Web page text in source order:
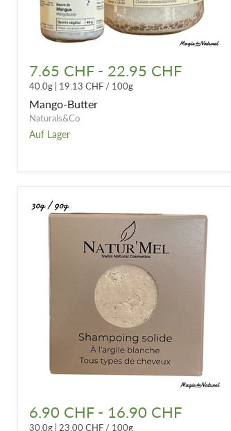
Butter
7.65 CHF- 22.95 CHF
40.0g 19.13 CHF/ 100g
Mango-Butter
Naturals&Co
Auf Lager
Shampoo
mit
6.90 CHF- 16.90 CHF
30.0g 23.00 CHF / 100g